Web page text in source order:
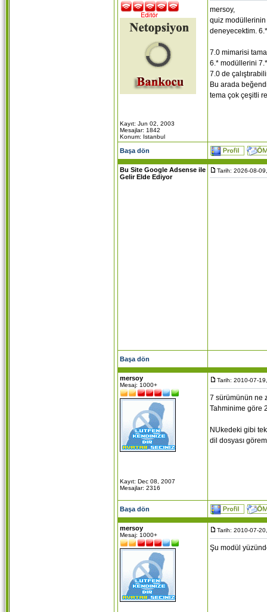
Kayıt: Jun 02, 2003
Mesajlar: 1842
Konum: Istanbul
mersoy,
quiz
deneyecektim.
7.0 mimarisi
6.* modüllerini
7.0 de
Bu arada
tema çok çeşitli
Başa dön
Bu Site Google Adsense ile
Gelir Elde Ediyor
Tarih: 2026-08-
Başa dön
mersoy
Mesaj: 1000+
Kayıt: Dec 08, 2007
Mesajlar: 2316
Tarih: 2010-07-
7 sürümünün ne
Tahminime göre
NUkedeki gibi
dil dosyası
Başa dön
mersoy
Mesaj: 1000+
Tarih: 2010-07-
Şu modül